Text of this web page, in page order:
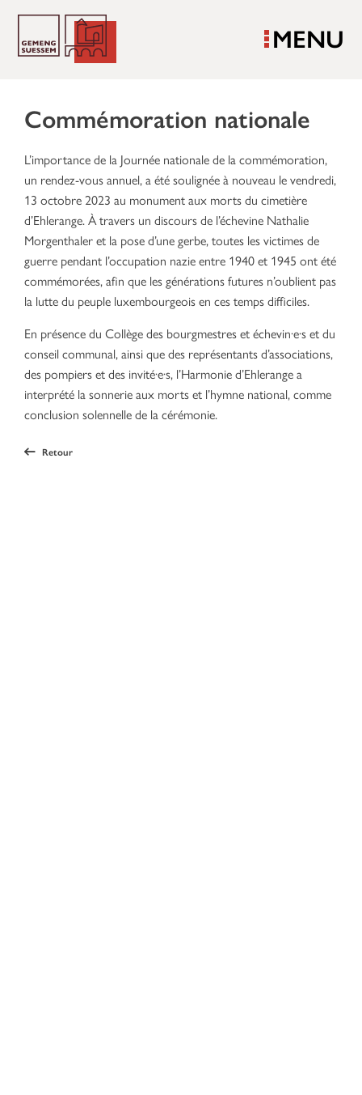
MENU
Commémoration nationale
L’importance de la Journée nationale de la commémoration,
un rendez-vous annuel, a été soulignée à nouveau le vendredi,
13 octobre 2023 au monument aux morts du cimetière
d’Ehlerange. À travers un discours de l’échevine Nathalie
Morgenthaler et la pose d’une gerbe, toutes les victimes de
guerre pendant l’occupation nazie entre 1940 et 1945 ont été
commémorées, afin que les générations futures n’oublient pas
la lutte du peuple luxembourgeois en ces temps difficiles.
En présence du Collège des bourgmestres et échevin·e·s et du
conseil communal, ainsi que des représentants d’associations,
des pompiers et des invité·e·s, l’Harmonie d’Ehlerange a
interprété la sonnerie aux morts et l’hymne national, comme
conclusion solennelle de la cérémonie.
Retour